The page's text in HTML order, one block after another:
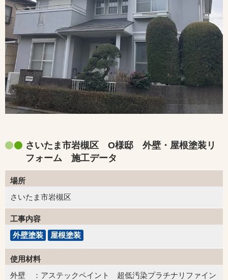
さいたま市岩槻区 O様邸 外壁・屋根塗装リ
フォーム 施工データ
場所
さいたま市岩槻区
工事内容
外壁塗装
屋根塗装
使用材料
外壁 ：アステックペイント 超低汚染プラチナリファイン